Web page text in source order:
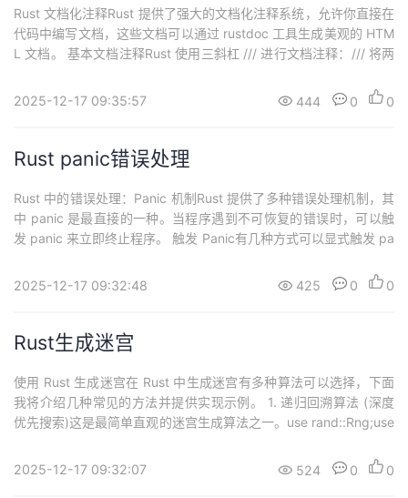
Rust 文档化注释Rust 提供了强大的文档化注释系统，允许你直接在
代码中编写文档，这些文档可以通过 rustdoc 工具生成美观的 HTM
L 文档。 基本文档注释Rust 使用三斜杠 /// 进行文档注释：/// 将两
eq!(result, 5);/// ```p...
2025-12-17 09:35:57 444 0 0
Rust panic错误处理
Rust 中的错误处理：Panic 机制Rust 提供了多种错误处理机制，其
中 panic 是最直接的一种。当程序遇到不可恢复的错误时，可以触
发 panic 来立即终止程序。 触发 Panic有几种方式可以显式触发 pa
止");}// 2. 使用 unwrap() 或 expect(...
2025-12-17 09:32:48 425 0 0
Rust生成迷宫
使用 Rust 生成迷宫在 Rust 中生成迷宫有多种算法可以选择，下面
我将介绍几种常见的方法并提供实现示例。 1. 递归回溯算法 (深度
优先搜索)这是最简单直观的迷宫生成算法之一。use rand::Rng;use
all, Path,}struct M...
2025-12-17 09:32:07 524 0 0